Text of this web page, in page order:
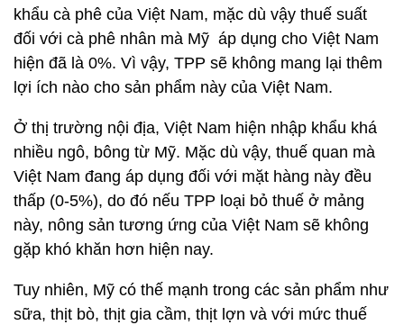
khẩu cà phê của Việt Nam, mặc dù vậy thuế suất
đối với cà phê nhân mà Mỹ áp dụng cho Việt Nam
hiện đã là 0%. Vì vậy, TPP sẽ không mang lại thêm
lợi ích nào cho sản phẩm này của Việt Nam.
Ở thị trường nội địa, Việt Nam hiện nhập khẩu khá
nhiều ngô, bông từ Mỹ. Mặc dù vậy, thuế quan mà
Việt Nam đang áp dụng đối với mặt hàng này đều
thấp (0-5%), do đó nếu TPP loại bỏ thuế ở mảng
này, nông sản tương ứng của Việt Nam sẽ không
gặp khó khăn hơn hiện nay.
Tuy nhiên, Mỹ có thế mạnh trong các sản phẩm như
sữa, thịt bò, thịt gia cầm, thịt lợn và với mức thuế